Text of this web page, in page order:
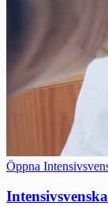
Öppna
Intensivsvenska